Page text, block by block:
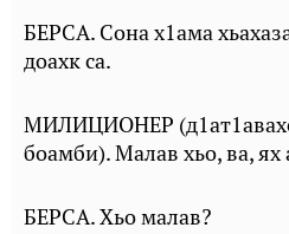
БЕРСА. Сона х1ама
доахк са.
МИЛИЦИОНЕР
боамби). Малав хьо, ва, ях
БЕРСА. Хьо малав?